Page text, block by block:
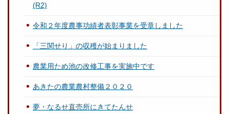
(R2)
令和２年度農事功績者表彰事業を受章しました
「三関せり」の収穫が始まりました
農業用ため池の改修工事を実施中です
あきたの農業農村整備２０２０
夢・なるせ直売所にきてたんせ